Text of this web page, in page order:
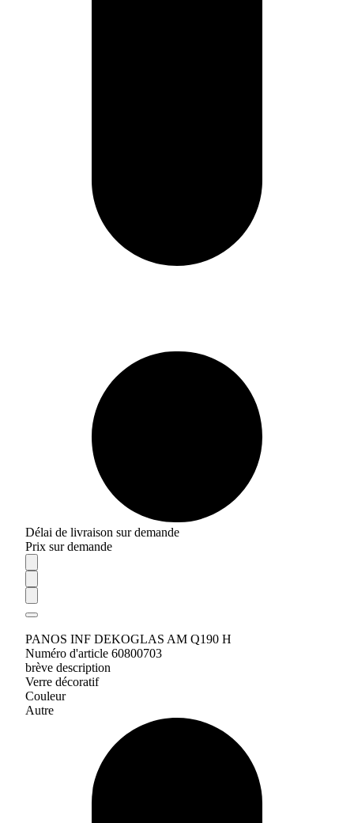
Délai de livraison sur demande
Prix sur demande
PANOS INF DEKOGLAS AM Q190 H
Numéro d'article 60800703
brève description
Verre décoratif
Couleur
Autre